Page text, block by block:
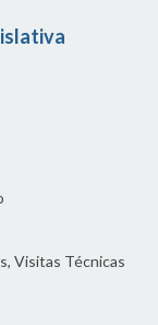
Visitas Técnicas